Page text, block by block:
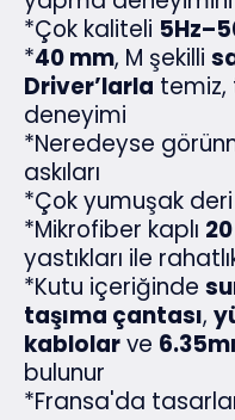
*Çok kaliteli
*40 mm, M şekilli
Driver’larla temiz,
deneyimi
*Neredeyse
askıları
*Çok yumuşak
*Mikrofiber kaplı
yastıkları ile
*Kutu içeriğinde
taşıma çantası,
kablolarve
bulunur
*Fransa'da